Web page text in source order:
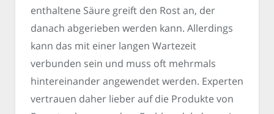
enthaltene Säure greift den Rost an, der
danach abgerieben werden kann. Allerdings
kann das mit einer langen Wartezeit
verbunden sein und muss oft mehrmals
hintereinander angewendet werden. Experten
vertrauen daher lieber auf die Produkte von